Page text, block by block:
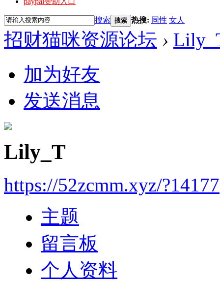
搜索 搜索 热搜: 同性 女人
招财猫咪资源论坛 ›
加为好友
发送消息
Lily_T
https://52zcmm.xyz/?14177
主题
留言板
个人资料